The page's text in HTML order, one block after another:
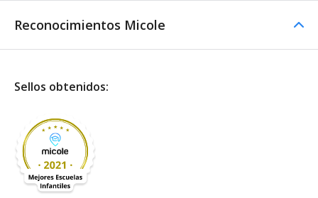
Reconocimientos Micole
Sellos obtenidos: